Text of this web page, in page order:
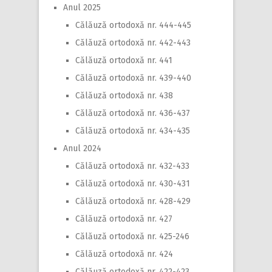
Anul 2025
Călăuză ortodoxă nr. 444-445
Călăuză ortodoxă nr. 442-443
Călăuză ortodoxă nr. 441
Călăuză ortodoxă nr. 439-440
Călăuză ortodoxă nr. 438
Călăuză ortodoxă nr. 436-437
Călăuză ortodoxă nr. 434-435
Anul 2024
Călăuză ortodoxă nr. 432-433
Călăuză ortodoxă nr. 430-431
Călăuză ortodoxă nr. 428-429
Călăuză ortodoxă nr. 427
Călăuză ortodoxă nr. 425-246
Călăuză ortodoxă nr. 424